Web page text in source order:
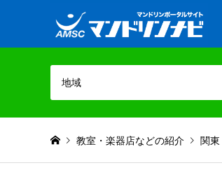
地域
教室・楽器店などの紹介 関東